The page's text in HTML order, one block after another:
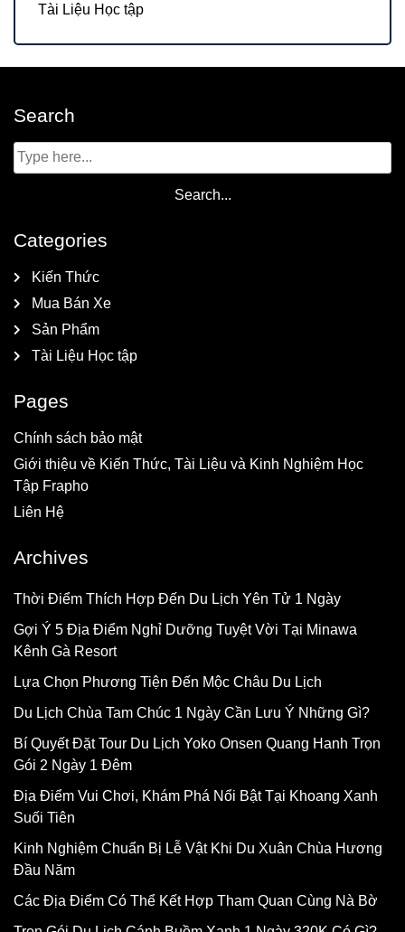
Tài Liệu Học tập
Search
Categories
Kiến Thức
Mua Bán Xe
Sản Phẩm
Tài Liệu Học tập
Pages
Chính sách bảo mật
Giới thiệu về Kiến Thức, Tài Liệu và Kinh Nghiệm Học
Tập Frapho
Liên Hệ
Archives
Thời Điểm Thích Hợp Đến Du Lịch Yên Tử 1 Ngày
Gợi Ý 5 Địa Điểm Nghỉ Dưỡng Tuyệt Vời Tại Minawa
Kênh Gà Resort
Lựa Chọn Phương Tiện Đến Mộc Châu Du Lịch
Du Lịch Chùa Tam Chúc 1 Ngày Cần Lưu Ý Những Gì?
Bí Quyết Đặt Tour Du Lịch Yoko Onsen Quang Hanh Trọn
Gói 2 Ngày 1 Đêm
Địa Điểm Vui Chơi, Khám Phá Nổi Bật Tại Khoang Xanh
Suối Tiên
Kinh Nghiệm Chuẩn Bị Lễ Vật Khi Du Xuân Chùa Hương
Đầu Năm
Các Địa Điểm Có Thể Kết Hợp Tham Quan Cùng Nà Bờ